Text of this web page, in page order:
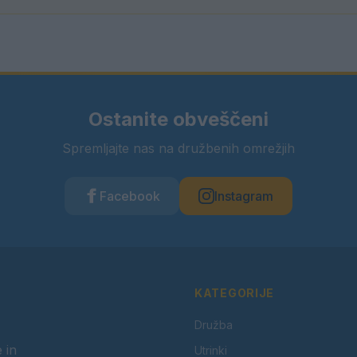
Ostanite obveščeni
Spremljajte nas na družbenih omrežjih
Facebook Instagram
in
KATEGORIJE
Družba
Utrinki